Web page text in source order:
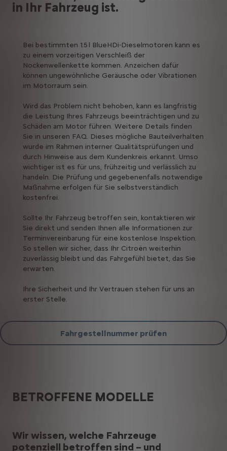
in Ihr Fahrzeug ist.
Bei bestimmten 1.5 l BlueHDi-Dieselmotoren kann es
zu einem vorzeitigen Verschleiß der
Nockenwellenkette kommen. Anzeichen dafür
können ungewöhnliche Geräusche oder Vibrationen
im Motorraum sein.
Wird das Problem nicht behoben, kann es langfristig
die Leistung Ihres Fahrzeugs beeinträchtigen und zu
Schäden am Motor führen. Weitere Details finden
Sie in unseren FAQ. Dieses mögliche Bauteilverhalten
wurde im Rahmen interner Qualitätsprüfungen und
durch Hinweise aus dem Kundenkreis erkannt. Umso
wichtiger ist es für uns, frühzeitig und verlässlich zu
handeln. Die Prüfung und gegebenenfalls notwendige
Maßnahme erfolgen für Sie selbstverständlich
kostenfrei.
Sollte Ihr Fahrzeug betroffen sein, kontaktieren wir
Sie direkt und senden Ihnen alle Informationen zur
Terminvereinbarung für eine kostenlose Inspektion.
So stellen wir sicher, dass Ihr Citroën weiterhin
zuverlässig bleibt und das Fahrgefühl bietet, das Sie
erwarten.
Ihre Sicherheit und Ihr Vertrauen stehen für uns an
erster Stelle.
Fahrgestellnummer prüfen
BETROFFENE MODELLE
Wir wissen, welche Fahrzeuge
potenziell betroffen sind – und